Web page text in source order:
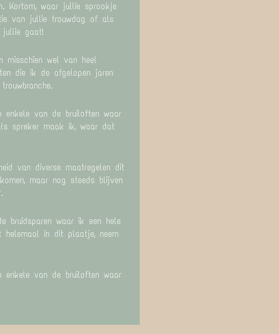
Kortom, waar jullie sprookje
van jullie trouwdag of als
jullie gaat!
misschien wel van heel
die ik de afgelopen jaren
van de bruiloften waar
spreker maak ik, waar dat
van diverse maatregelen dit
maar nog steeds blijven
bruidsparen waar ik een hele
helemaal in dit plaatje, neem
van de bruiloften waar